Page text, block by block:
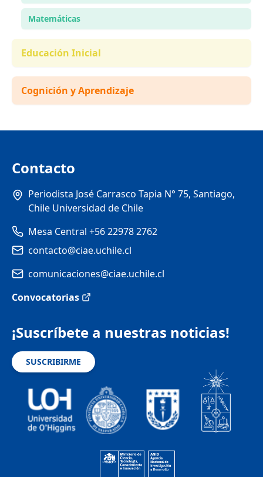
Matemáticas
Educación Inicial
Cognición y Aprendizaje
Contacto
Periodista José Carrasco Tapia N° 75, Santiago,
Chile Universidad de Chile
Mesa Central +56 22978 2762
contacto@ciae.uchile.cl
comunicaciones@ciae.uchile.cl
Convocatorias
¡Suscríbete a nuestras noticias!
SUSCRIBIRME